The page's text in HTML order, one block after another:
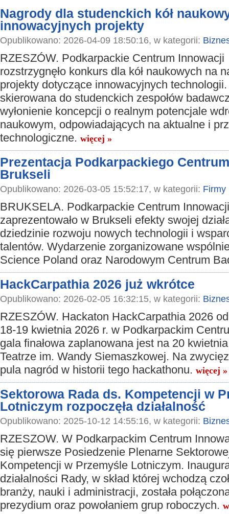
Nagrody dla studenckich kół
innowacyjnych projekty
Opublikowano: 2026-04-09 18:50:16, w kategorii:
RZESZÓW. Podkarpackie Centrum Innowacji
rozstrzygnęło konkurs dla kół naukowych na
projekty dotyczące innowacyjnych
skierowana do studenckich zespołów
wyłonienie koncepcji o realnym potencjale
naukowym, odpowiadających na aktualne i
technologiczne. więcej »
Prezentacja Podkarpackiego
Brukseli
Opublikowano: 2026-03-05 15:52:17, w kategorii: Firmy
BRUKSELA. Podkarpackie Centrum
zaprezentowało w Brukseli efekty swojej
dziedzinie rozwoju nowych technologii i
talentów. Wydarzenie zorganizowane
Science Poland oraz Narodowym Centrum
HackCarpathia 2026 już wkrótce
Opublikowano: 2026-02-05 16:32:15, w kategorii:
RZESZÓW. Hackaton HackCarpathia 2026
18-19 kwietnia 2026 r. w Podkarpackim
gala finałowa zaplanowana jest na 20
Teatrze im. Wandy Siemaszkowej. Na
pula nagród w historii tego hackathonu. więcej »
Sektorowa Rada ds. Kompetencji w
Lotniczym rozpoczęła działalność
Opublikowano: 2025-10-12 14:55:16, w kategorii:
RZESZOW. W Podkarpackim Centrum
się pierwsze Posiedzenie Plenarne
Kompetencji w Przemyśle Lotniczym.
działalności Rady, w skład której wchodzą
branży, nauki i administracji, została
prezydium oraz powołaniem grup roboczych.